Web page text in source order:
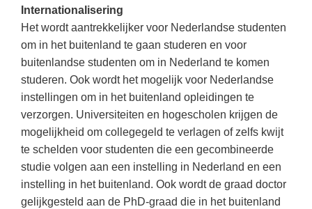
Dordrecht (36)
Lelystad(19)
Eindhoven (18)
Zoetermeer(17)
Letterkunde
Levensbeschouwing
Maatschappijleer
Muziek
Natuurkunde
Nederlands
Rekenen / Wiskunde
Scheikunde
Meesterbaan onderwijsvacatures
LEERMETHODEN
Biologie
Examentraining
Frans
Geschiedenis
Media
Nederlands
Internationalisering
Het wordt aantrekkelijker voor Nederlandse studenten
om in het buitenland te gaan studeren en voor
buitenlandse studenten om in Nederland te komen
studeren. Ook wordt het mogelijk voor Nederlandse
instellingen om in het buitenland opleidingen te
verzorgen. Universiteiten en hogescholen krijgen de
mogelijkheid om collegegeld te verlagen of zelfs kwijt
te schelden voor studenten die een gecombineerde
studie volgen aan een instelling in Nederland en een
instelling in het buitenland. Ook wordt de graad doctor
gelijkgesteld aan de PhD-graad die in het buitenland